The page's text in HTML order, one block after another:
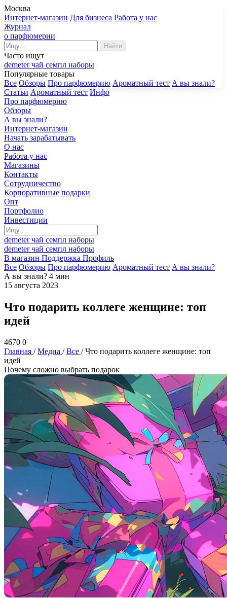
Москва
Интернет-магазин Для бизнеса Работа у нас
Журнал
о парфюмерии
Найти
Часто ищут
demeterчай семпл наборы
Популярные товары
Все Обзоры Про парфюмерию Ароматный тест А вы знали?
Статьи Ароматный тест Инфо
Про парфюмерию
Обзоры
А вы знали?
Интернет-магазин
Начать зарабатывать
О нас
Работа у нас
Магазины
Контакты
Сотрудничество
Корпоративные подарки
Опт
Портфолио
Инвестиции
demeterчай семпл наборы
demeterчай семпл наборы
В магазин Поддержка Профиль
Все Обзоры Про парфюмерию Ароматный тест А вы знали?
А вы знали? 4 мин
15 августа 2023
Что подарить коллеге женщине: топ
идей
4670 0
Главная /Медиа /Все /Что подарить коллеге женщине: топ
идей
Почему сложно выбрать подарок